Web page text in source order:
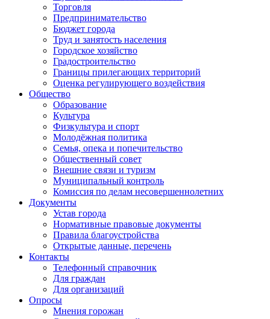
Торговля
Предпринимательство
Бюджет города
Труд и занятость населения
Городское хозяйство
Градостроительство
Границы прилегающих территорий
Оценка регулирующего воздействия
Общество
Образование
Культура
Физкультура и спорт
Молодёжная политика
Семья, опека и попечительство
Общественный совет
Внешние связи и туризм
Муниципальный контроль
Комиссия по делам несовершеннолетних
Документы
Устав города
Нормативные правовые документы
Правила благоустройства
Открытые данные, перечень
Контакты
Телефонный справочник
Для граждан
Для организаций
Опросы
Мнения горожан